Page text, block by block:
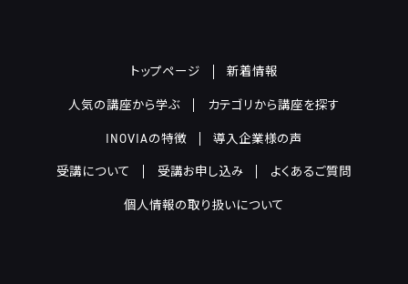
トップページ 新着情報
人気の講座から学ぶ カテゴリから講座を探す
INOVIAの特徴 導入企業様の声
受講について 受講お申し込み よくあるご質問
個人情報の取り扱いについて